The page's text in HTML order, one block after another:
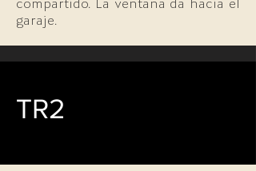
compartido. La ventana da hacia el
garaje.
TR2